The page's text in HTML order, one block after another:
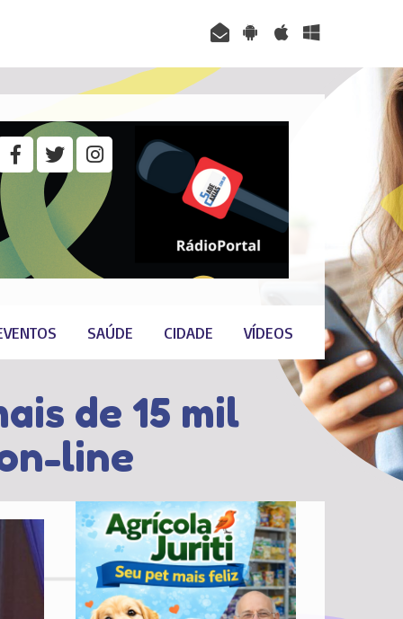
SAÚDE CIDADE VÍDEOS
de 15 mil
line